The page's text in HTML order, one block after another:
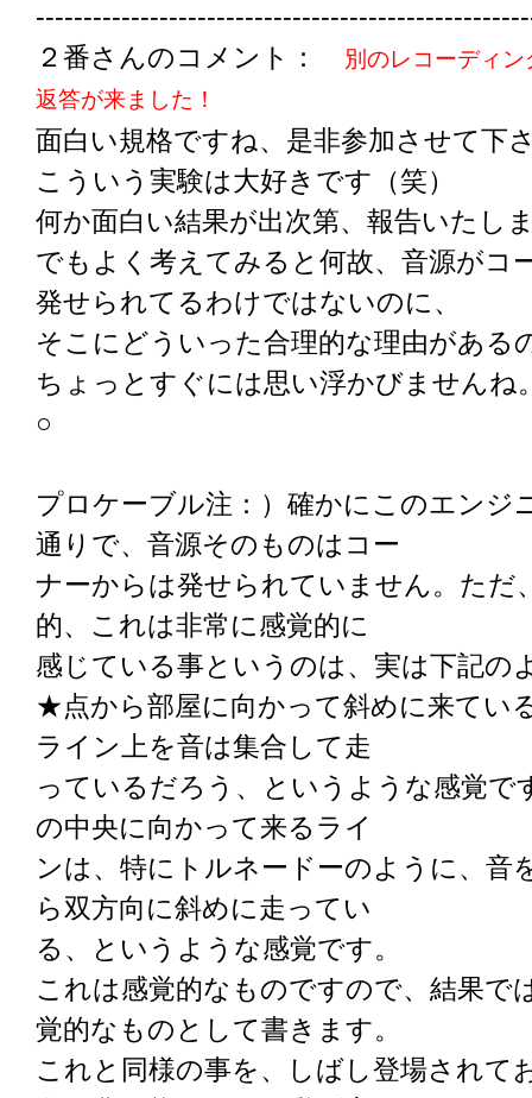
２番さんのコメント：
別のレコーディ
返答が来ました！
面白い規格ですね、是非参加させて下
こういう実験は大好きです（笑）
何か面白い結果が出次第、報告いたし
でもよく考えてみると何故、音源がコ
発せられてるわけではないのに、
そこにどういった合理的な理由がある
ちょっとすぐには思い浮かびませんね
○
プロケーブル注：）確かにこのエンジ
通りで、音源そのものはコー
ナーからは発せられていません。ただ
的、これは非常に感覚的に
感じている事というのは、実は下記の
★点から部屋に向かって斜めに来てい
ライン上を音は集合して走
っているだろう、というような感覚で
の中央に向かって来るライ
ンは、特にトルネードーのように、音
ら双方向に斜めに走ってい
る、というような感覚です。
これは感覚的なものですので、結果で
覚的なものとして書きます。
これと同様の事を、しばし登場されて